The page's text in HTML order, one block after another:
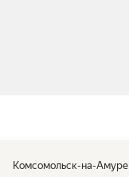
Комсомольск-на-Амуре